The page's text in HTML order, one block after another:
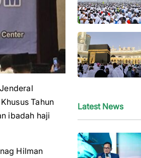
Tahun
ibadah haji
Hilman
Latest News